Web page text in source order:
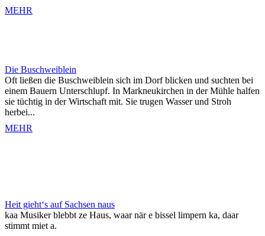
MEHR
Die Buschweiblein
Oft ließen die Buschweiblein sich im Dorf blicken und suchten bei
einem Bauern Unterschlupf. In Markneukirchen in der Mühle halfen
sie tüchtig in der Wirtschaft mit. Sie trugen Wasser und Stroh
herbei...
MEHR
Heit gieht‘s auf Sachsen naus
kaa Musiker blebbt ze Haus, waar när e bissel limpern ka, daar
stimmt miet a.